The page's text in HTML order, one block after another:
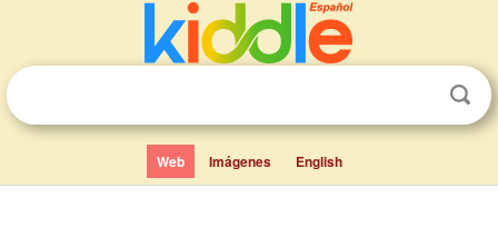
Web Imágenes English